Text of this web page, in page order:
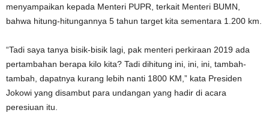
menyampaikan kepada Menteri PUPR, terkait Menteri BUMN,
bahwa hitung-hitungannya 5 tahun target kita sementara 1.200 km.
“Tadi saya tanya bisik-bisik lagi, pak menteri perkiraan 2019 ada
pertambahan berapa kilo kita? Tadi dihitung ini, ini, ini, tambah-
tambah, dapatnya kurang lebih nanti 1800 KM,” kata Presiden
Jokowi yang disambut para undangan yang hadir di acara
peresiuan itu.